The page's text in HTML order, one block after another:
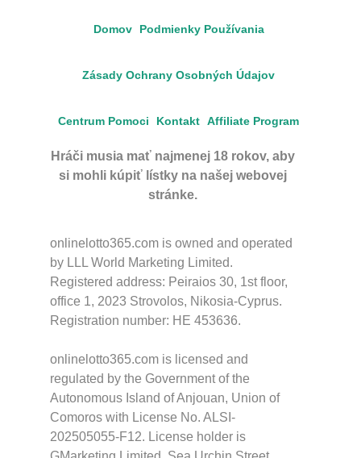
Domov Podmienky Používania
Zásady Ochrany Osobných Údajov
Centrum Pomoci Kontakt Affiliate Program
Hráči musia mať najmenej 18 rokov, aby
si mohli kúpiť lístky na našej webovej
stránke.
onlinelotto365.com is owned and operated
by LLL World Marketing Limited.
Registered address: Peiraios 30, 1st floor,
office 1, 2023 Strovolos, Nikosia-Cyprus.
Registration number: HE 453636.
onlinelotto365.com is licensed and
regulated by the Government of the
Autonomous Island of Anjouan, Union of
Comoros with License No. ALSI-
202505055-F12. License holder is